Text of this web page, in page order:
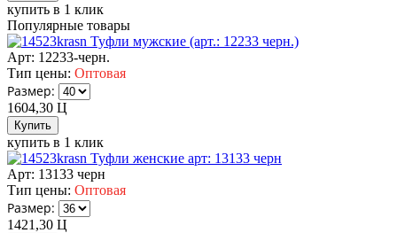
купить в 1 клик
Популярные товары
Туфли мужские (арт.: 12233 черн.)
Арт: 12233-черн.
Тип цены: Оптовая
Размер:
1604,30 Ц
купить в 1 клик
Туфли женские арт: 13133 черн
Арт: 13133 черн
Тип цены: Оптовая
Размер:
1421,30 Ц